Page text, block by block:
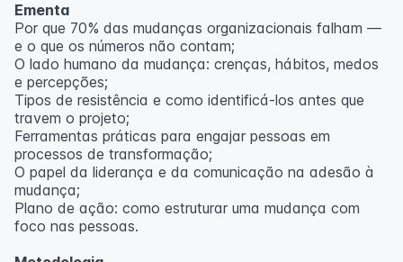
inscritos serão avisados ​​antecipadamente.
O IPETEC reserva-se o direito de não realizar o curso
caso não atinja o número mínimo de 20 inscritos.
Professor(a):
Ementa
Por que 70% das mudanças organizacionais falham —
e o que os números não contam;
O lado humano da mudança: crenças, hábitos, medos
e percepções;
Tipos de resistência e como identificá-los antes que
travem o projeto;
Ferramentas práticas para engajar pessoas em
processos de transformação;
O papel da liderança e da comunicação na adesão à
mudança;
Plano de ação: como estruturar uma mudança com
foco nas pessoas.